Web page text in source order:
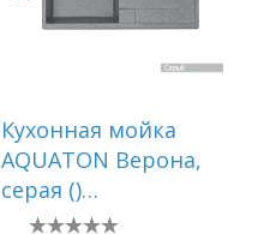
Кухонная мойка
AQUATON Верона,
серая ()
1A710032VR230